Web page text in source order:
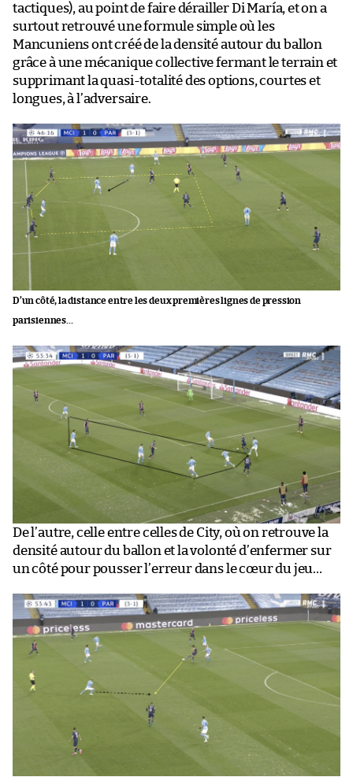
tactiques), au point de faire dérailler Di María, et on a
surtout retrouvé une formule simple où les
Mancuniens ont créé de la densité autour du ballon
grâce à une mécanique collective fermant le terrain et
supprimant la quasi-totalité des options, courtes et
longues, à l’adversaire.
D’un côté, la distance entre les deux premières lignes de pression
parisiennes…
De l’autre, celle entre celles de City, où on retrouve la
densité autour du ballon et la volonté d’enfermer sur
un côté pour pousser l’erreur dans le cœur du jeu…